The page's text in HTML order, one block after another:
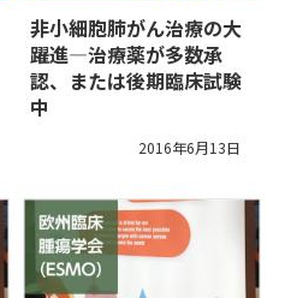
非小細胞肺がん治療の大
躍進―治療薬が多数承
認、または後期臨床試験
中
2016年6月13日